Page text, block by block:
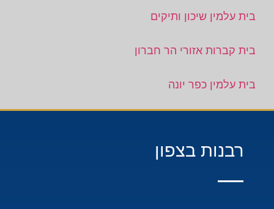
בית עלמין שיכון ותיקים
בית קברות אזורי הר חברון
בית עלמין כפר יונה
רבנות בצפון